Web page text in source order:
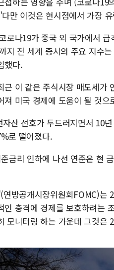
만 이것은 현시점에서 가장
로나19가 중국 외 국가에서
지 전 세계 증시의 주요 지수
했다.
근 이 같은 주식시장 매도세가
져 미국 경제에 도움이 될 것으
산 선호가 두드러지면서 10
로 떨어졌다.
금리 인하에 나선 연준은 현
방공개시장위원회FOMC)는
인 충격에 경제를 보호하려는
모니터링 하는 가운데 그것은